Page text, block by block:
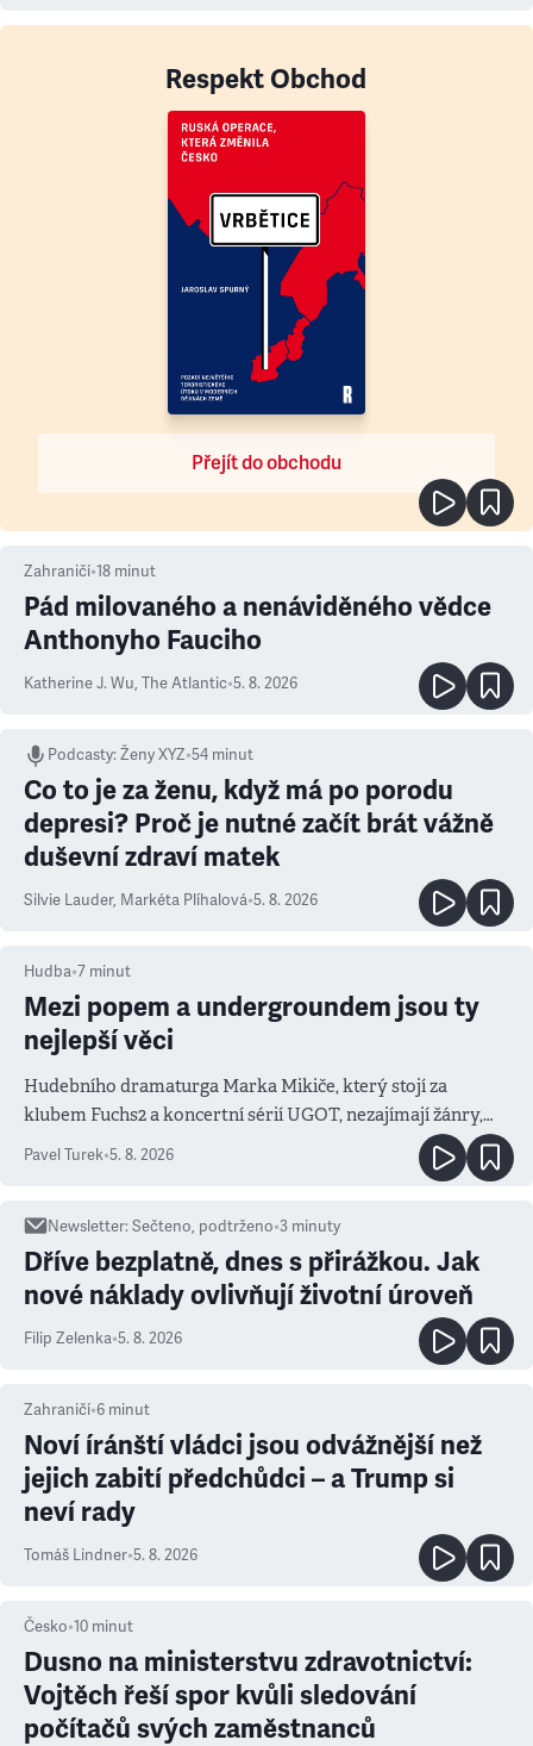
Respekt Obchod
Přejít do obchodu
Zahraničí•18 minut
Pád milovaného a nenáviděného vědce
Anthonyho Fauciho
Katherine J. Wu, The Atlantic•5. 8. 2026
Podcasty:Ženy XYZ•54 minut
Co to je za ženu, když má po porodu
depresi? Proč je nutné začít brát vážně
duševní zdraví matek
Silvie Lauder, Markéta Plíhalová•5. 8. 2026
Hudba•7 minut
Mezi popem a undergroundem jsou ty
nejlepší věci
Hudebního dramaturga Marka Mikiče, který stojí za
klubem Fuchs2 a koncertní sérií UGOT, nezajímají žánry,
ale atmosféra
Pavel Turek•5. 8. 2026
Newsletter:Sečteno, podtrženo•3 minuty
Dříve bezplatně, dnes s přirážkou. Jak
nové náklady ovlivňují životní úroveň
Filip Zelenka•5. 8. 2026
Zahraničí•6 minut
Noví íránští vládci jsou odvážnější než
jejich zabití předchůdci – a Trump si
neví rady
Tomáš Lindner•5. 8. 2026
Česko•10 minut
Dusno na ministerstvu zdravotnictví:
Vojtěch řeší spor kvůli sledování
počítačů svých zaměstnanců